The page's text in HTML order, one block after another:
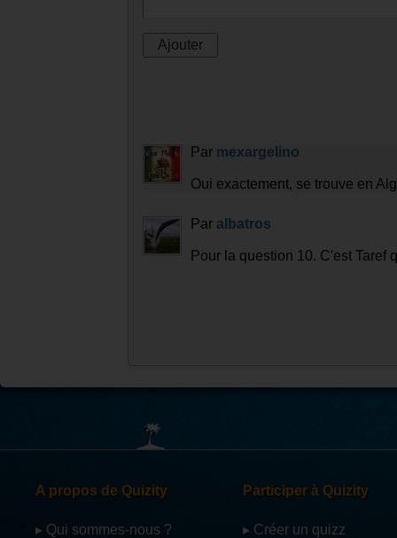
Par mexargelino
Oui exactement, se trouve en
Par albatros
Pour la question 10. C'est Taref
A propos de Quizity
▸ Qui sommes-nous ?
Participer à Quizity
▸ Créer un quizz